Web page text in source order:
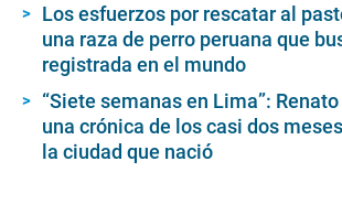
Los esfuerzos por rescatar al
una raza de perro peruana que
registrada en el mundo
“Siete semanas en Lima”:
una crónica de los casi dos
la ciudad que nació